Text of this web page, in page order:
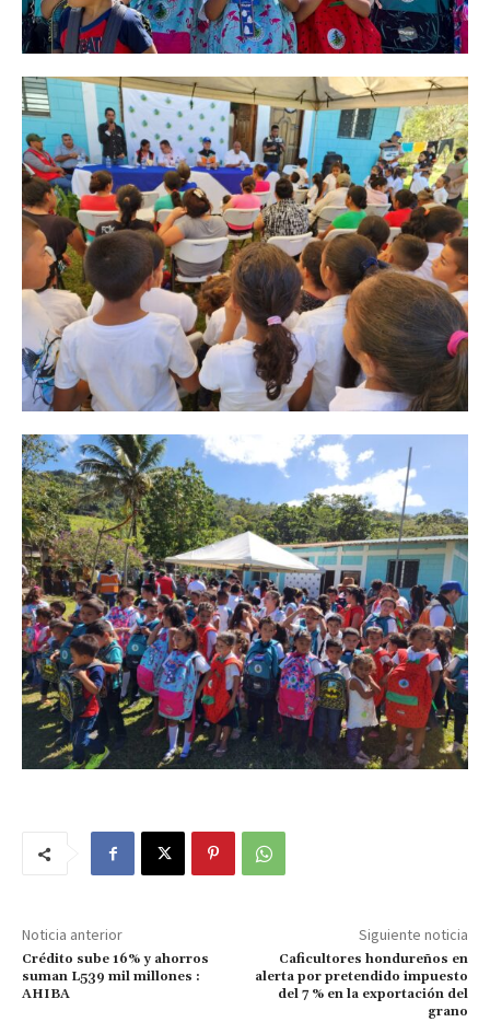
Noticia anterior
Crédito sube 16% y ahorros
suman L539 mil millones :
AHIBA
Siguiente noticia
Caficultores hondureños en
alerta por pretendido impuesto
del 7 % en la exportación del
grano